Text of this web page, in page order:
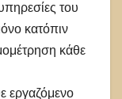
του
κατόπιν
κάθε
εργαζόμενο